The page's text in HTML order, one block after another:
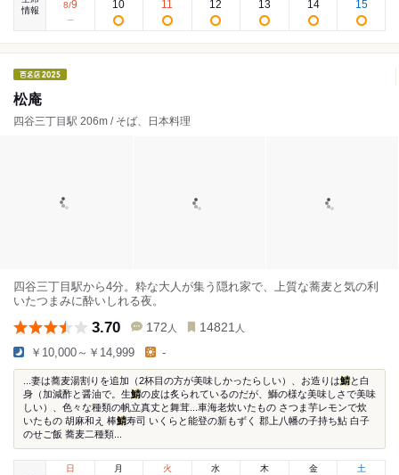
情報
8/9 10 11 12 13 14 15
松庵
四谷三丁目駅 206m / そば、日本料理
四谷三丁目駅から4分。粋な大人が集う隠れ家で、上質な蕎麦と気の利
いたつまみに酔いしれる夜。
3.70 172 人 14821 人
￥10,000～￥14,999 -
...妻は蕎麦湯割りを追加（2杯目の方が美味しかったらしい）、お造りは鯖と白
身（加減酢と醤油で。生鯖の皮は炙られているのだが、鰤の様な美味しさで美味
しい）、色々な種類の帆立真丈と舞茸...車海老炊いたもの さつま芋レモンで炊
いたもの 胡麻和え 棒鯖寿司 いくらと能登の新もずく 郡上八幡の子持ち鮎 白子
のせご飯 蕎麦二種類...
日
月 火 水 木 金 土